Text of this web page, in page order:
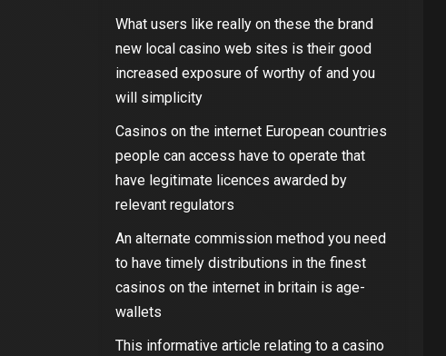
What users like really on these the brand
new local casino web sites is their good
increased exposure of worthy of and you
will simplicity
Casinos on the internet European countries
people can access have to operate that
have legitimate licences awarded by
relevant regulators
An alternate commission method you need
to have timely distributions in the finest
casinos on the internet in britain is age-
wallets
This informative article relating to a casino